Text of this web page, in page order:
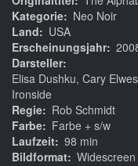
Kategorie
Neo Noir
Land
USA
Erscheinungsjahr
Darsteller
Elisa Dushku, Cary
Ironside
Regie
Rob Schmidt
Farbe
Farbe + s/w
Laufzeit 98 min
Bildformat Widescreen